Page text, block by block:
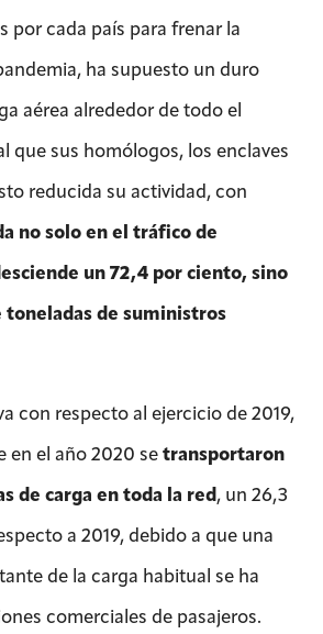
por cada país para frenar la
ha supuesto un duro
aérea alrededor de todo el
que sus homólogos, los enclaves
reducida su actividad, con
no solo en el tráfico de
un 72,4 por ciento, sino
toneladas de suministros
con respecto al ejercicio de 2019,
en el año 2020 se transportaron
de carga en toda la red, un 26,3
a 2019, debido a que una
de la carga habitual se ha
comerciales de pasajeros.